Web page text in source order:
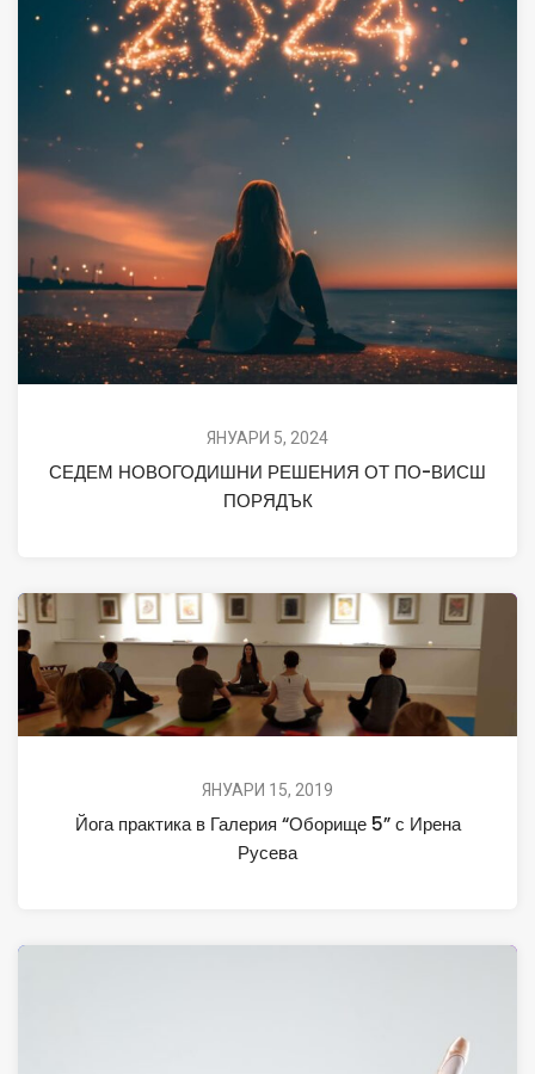
ЯНУАРИ 5, 2024
СЕДЕМ НОВОГОДИШНИ РЕШЕНИЯ ОТ ПО-ВИСШ
ПОРЯДЪК
ЯНУАРИ 15, 2019
Йога практика в Галерия “Оборище 5” с Ирена
Русева